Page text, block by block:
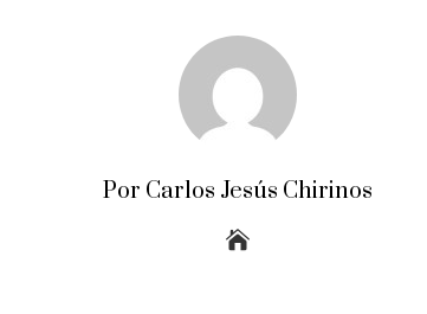
Por Carlos Jesús Chirinos